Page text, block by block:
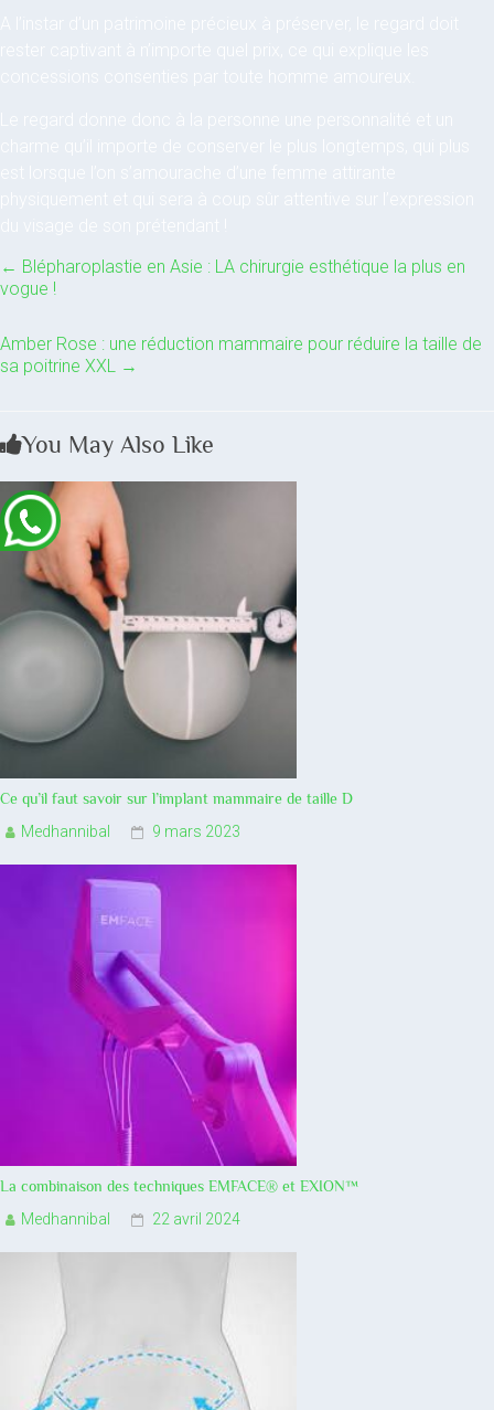
← Blépharoplastie en Asie : LA chirurgie esthétique la plus en
vogue !
Amber Rose : une réduction mammaire pour réduire la taille de
sa poitrine XXL →
You May Also Like
Ce qu’il faut savoir sur l’implant mammaire de taille D
Medhannibal
9 mars 2023
La combinaison des techniques EMFACE® et EXION™
Medhannibal
22 avril 2024